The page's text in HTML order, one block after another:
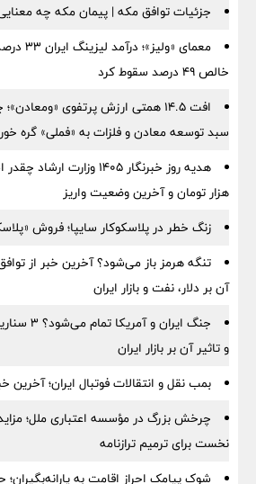
جزئیات توافق مکه | پیمان مکه چه معنایی
معمای
خالص ۴۹ درصد سقوط کرد
افت ۱۴.۵ همتی ارزش پرتفوی
سبد توسعه معادن و فلزات به «فملی» گره
هزار تومان و آخرین وضعیت واریز
زنگ خطر در پلاسکوکار سایپا؛ فروش «پلاسک» ۴۵ درصد
تنگه هرمز باز می‌شود؟ آخرین خبر از
آن بر دلار، نفت و بازار ایران
جنگ
و تاثیر آن بر بازار ایران
بمب نقل‌ و انتقالات فوتبال ایران؛ آخرین
نخست برای ترمیم ترازنامه
شوک پیامک احراز اقامت به